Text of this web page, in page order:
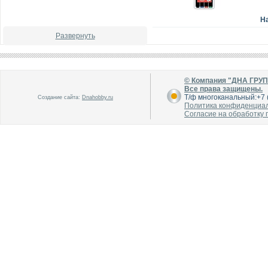
Развернуть
Создание сайта: Dnahobby.ru
© Компания "ДНА
Все права защищены.
Т/ф
Политика
Согласие на